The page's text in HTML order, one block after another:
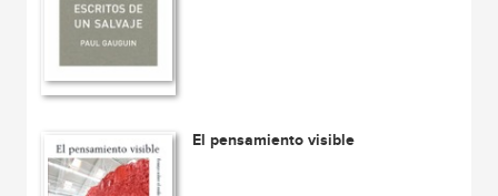
El pensamiento visible